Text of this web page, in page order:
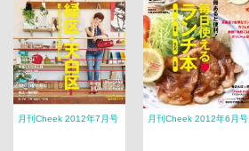
月刊Cheek 2012年7月号 月刊Cheek 2012年6月号